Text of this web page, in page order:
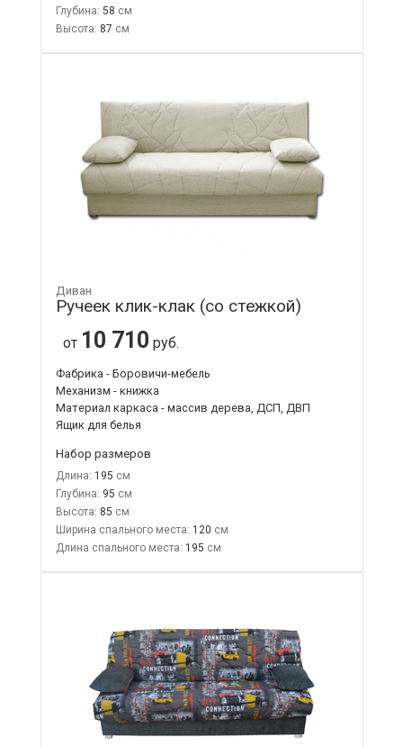
Глубина: 58
Высота: 87
Диван
Ручеек клик-клак (со стежкой)
от 10 710 руб.
Фабрика - Боровичи-мебель
Механизм - книжка
Материал каркаса - массив дерева, ДСП, ДВП
Ящик для белья
Набор размеров
Длина: 195
Глубина: 95
Высота: 85
Ширина спального места: 120
Длина спального места: 195